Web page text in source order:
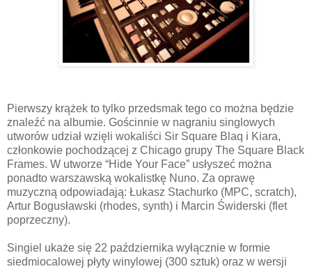
Pierwszy krążek to tylko przedsmak tego co można będzie
znaleźć na albumie. Gościnnie w nagraniu singlowych
utworów udział wzięli wokaliści Sir Square Blaq i Kiara,
członkowie pochodzącej z Chicago grupy The Square Black
Frames. W utworze “Hide Your Face” usłyszeć można
ponadto warszawską wokalistkę Nuno. Za oprawę
muzyczną odpowiadają: Łukasz Stachurko (MPC, scratch),
Artur Bogusławski (rhodes, synth) i Marcin Świderski (flet
poprzeczny).
Singiel ukaże się 22 października wyłącznie w formie
siedmiocalowej płyty winylowej (300 sztuk) oraz w wersji